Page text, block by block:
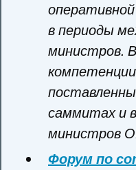
в периоды
министров.
саммитах и
министров
Форум по